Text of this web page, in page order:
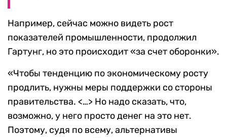
Например, сейчас можно видеть рост
показателей промышленности, продолжил
Гартунг, но это происходит «за счет оборонки».
«Чтобы тенденцию по экономическому росту
продлить, нужны меры поддержки со стороны
правительства. <…> Но надо сказать, что,
возможно, у него просто денег на это нет.
Поэтому, судя по всему, альтернативы